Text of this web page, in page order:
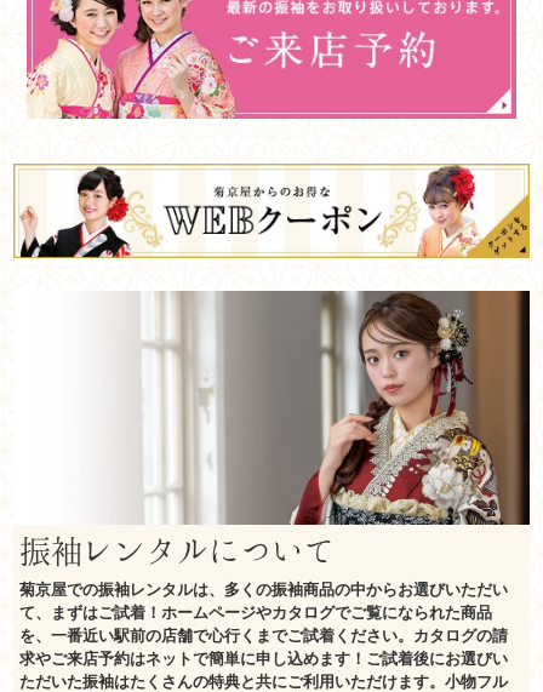
振袖レンタルについて
菊京屋での振袖レンタルは、多くの振袖商品の中からお選びいただい
て、まずはご試着！ホームページやカタログでご覧になられた商品
を、一番近い駅前の店舗で心行くまでご試着ください。カタログの請
求やご来店予約はネットで簡単に申し込めます！ご試着後にお選びい
ただいた振袖はたくさんの特典と共にご利用いただけます。小物フル